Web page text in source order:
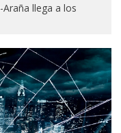
llega a los